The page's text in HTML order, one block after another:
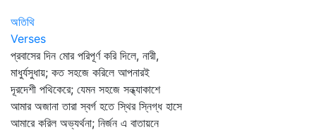
অতিথি
Verses
প্রবাসের দিন মোর পরিপূর্ণ করি দিলে, নারী,
মাধুর্যসুধায়; কত সহজে করিলে আপনারই
দূরদেশী পথিকেরে; যেমন সহজে সন্ধ্যাকাশে
আমার অজানা তারা স্বর্গ হতে স্থির স্নিগ্ধ হাসে
আমারে করিল অভ্যর্থনা; নির্জন এ বাতায়নে